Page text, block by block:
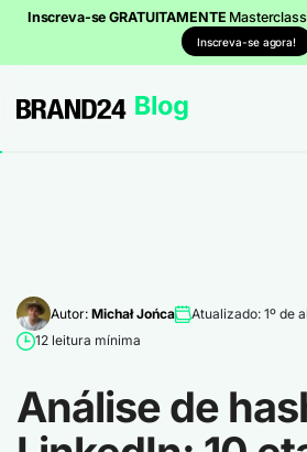
Inscreva-se GRATUITAMENTE
Inscreva-se agora!
Autor: Michał Jońca
Atualizado: 1º de
12 leitura mínima
Análise de